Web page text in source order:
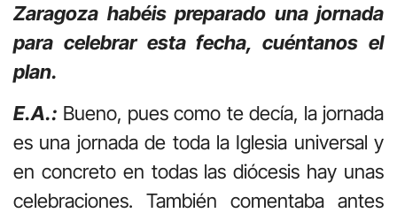
Zaragoza habéis preparado una jornada
para celebrar esta fecha, cuéntanos el
plan.
E.A.: Bueno, pues como te decía, la jornada
es una jornada de toda la Iglesia universal y
en concreto en todas las diócesis hay unas
celebraciones. También comentaba antes